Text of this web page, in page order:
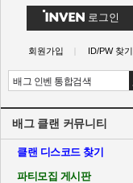
로그인
회원가입 ID/PW 찾기
배그 클랜 커뮤니티
클랜 디스코드 찾기
파티모집 게시판